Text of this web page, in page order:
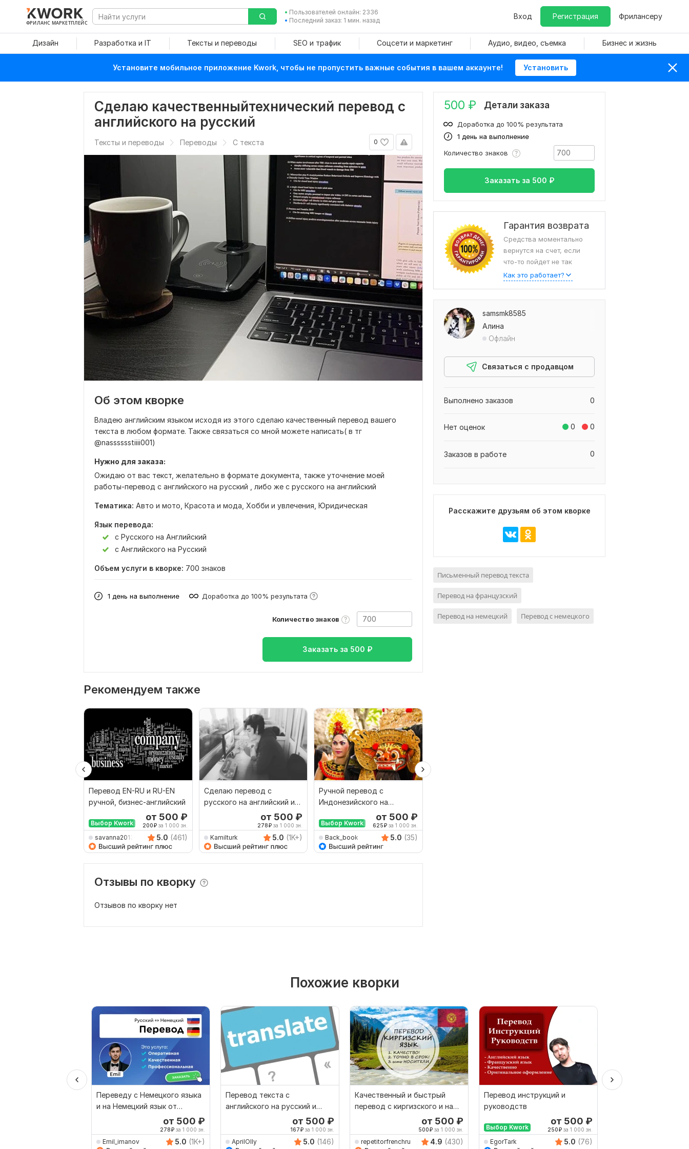
ФРИЛАНС МАРКЕТПЛЕЙС
Пользователей онлайн: 2336
Последний заказ: 1 мин. назад
Вход Регистрация Фрилансеру
Дизайн Разработка и IT Тексты и переводы SEO и трафик Соцсети и маркетинг Аудио, видео, съемка Бизнес и жизнь
Установите мобильное приложение Kwork, чтобы не пропустить важные события в вашем аккаунте! Установить
Сделаю качественныйтехнический перевод с
английского на русский
0
Тексты и переводы Переводы С текста
Об этом кворке
Владею английским языком исходя из этого сделаю качественный перевод вашего
текста в любом формате. Также связаться со мной можете написать( в тг
@nasssssstiiii001)
Нужно для заказа:
Ожидаю от вас текст, желательно в формате документа, также уточнение моей
работы-перевод с английского на русский , либо же с русского на английский
Тематика: Авто и мото, Красота и мода, Хобби и увлечения, Юридическая
Язык перевода:
с Русского на Английский
с Английского на Русский
Объем услуги в кворке: 700 знаков
1 день на выполнение Доработка до 100% результата
Количество знаков
Заказать за 500 ₽
Рекомендуем также
Перевод EN-RU и RU-EN
ручной, бизнес-английский
Выбор Kwork
от 500 ₽
200₽за 1 000 зн.
savanna2013 5.0 (461)
Сделаю перевод с
русского на английский и
от 500 ₽
278₽ за 1 000 зн.
Kamilturk 5.0 (1K+)
Ручной перевод с
Индонезийского на
Русский и наоборот
Выбор Kwork
от 500 ₽
625₽за 1 000 зн.
Back_book 5.0 (35)
Отзывы по кворку
Отзывов по кворку нет
500 ₽ Детали заказа
1 день на выполнение
Доработка до 100% результата
Количество знаков
Заказать за 500 ₽
Гарантия возврата
Средства моментально
вернутся на счет, если
что-то пойдет не так
Как это работает?
samsmk8585
Алина
Офлайн
Связаться с продавцом
0
Выполнено заказов
0 0
Нет оценок
0
Заказов в работе
Расскажите друзьям об этом кворке
Письменный перевод текста
Перевод на французский
Перевод на немецкий Перевод с немецкого
Похожие кворки
Переведу с Немецкого языка
и на Немецкий язык от
от 500 ₽
278₽ за 1 000 зн.
Emil_imanov 5.0 (1K+)
Перевод текста с
английского на русский и
от 500 ₽
167₽ за 1 000 зн.
AprilOlly 5.0 (146)
Качественный и быстрый
перевод с киргизского и на
от 500 ₽
500₽ за 1 000 зн.
repetitorfrenchru 4.9 (430)
Перевод инструкций и
руководств
Выбор Kwork
от 500 ₽
250₽ за 1 000 зн.
EgorTark 5.0 (76)